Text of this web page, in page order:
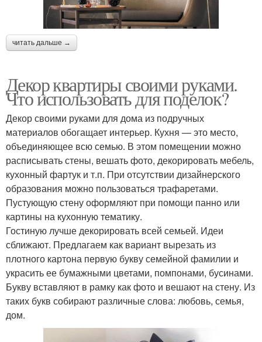
читать дальше →
Декор квартиры своими руками.
Что использовать для поделок?
Декор своими руками для дома из подручных
материалов обогащает интерьер. Кухня — это место,
объединяющее всю семью. В этом помещении можно
расписывать стены, вешать фото, декорировать мебель,
кухонный фартук и т.п. При отсутствии дизайнерского
образования можно пользоваться трафаретами.
Пустующую стену оформляют при помощи панно или
картины на кухонную тематику.
Гостиную лучше декорировать всей семьей. Идеи
сближают. Предлагаем как вариант вырезать из
плотного картона первую букву семейной фамилии и
украсить ее бумажными цветами, помпонами, бусинами.
Букву вставляют в рамку как фото и вешают на стену. Из
таких букв собирают различные слова: любовь, семья,
дом.